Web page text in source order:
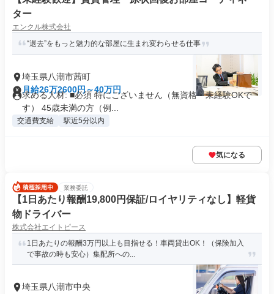
ター
エンクル株式会社
“退去”をもっと魅力的な部屋に生まれ変わらせる仕事
埼玉県八潮市茜町
月給26万2600円～40万円
求める人材: ■必須 特にございません（無資格・未経験OKで
す） 45歳未満の方（例...
交通費支給 駅近5分以内
気になる
業務委託
【1日あたり報酬19,800円保証/ロイヤリティなし】軽貨
物ドライバー
株式会社エイトピース
1日あたりの報酬3万円以上も目指せる！車両貸出OK！（保険加入
で事故の時も安心）集配所への...
埼玉県八潮市中央